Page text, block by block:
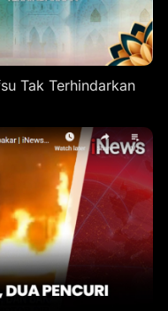
Tak Terhindarkan